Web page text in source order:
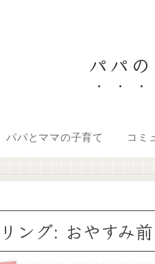
パパ
パパとママの子育て コミ
ング: おやすみ